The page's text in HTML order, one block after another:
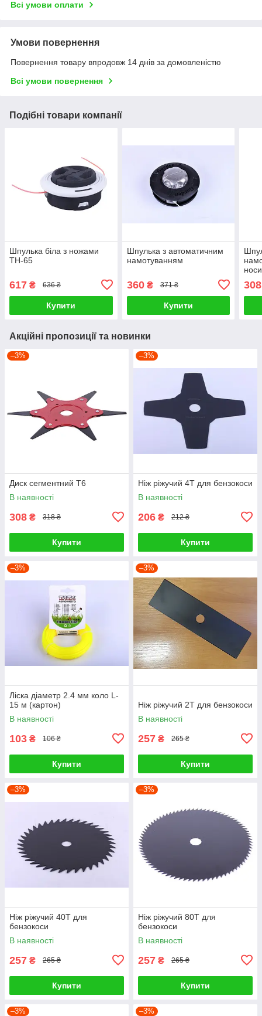
Всі умови оплати
Умови повернення
Повернення товару впродовж 14 днів за домовленістю
Всі умови повернення
Подібні товари компанії
Шпулька біла з ножами
TH-65
617 ₴ 636 ₴
Купити
Шпулька з автоматичним
намотуванням
360₴ 371 ₴
Купити
308
Акційні пропозиції та новинки
–3%
Диск сегментний Т6
В наявності
308 ₴ 318 ₴
Купити
–3%
Ніж ріжучий 4Т для бензокоси
В наявності
206 ₴ 212 ₴
Купити
–3%
Ліска діаметр 2.4 мм коло L-
15 м (картон)
В наявності
103 ₴ 106 ₴
Купити
–3%
Ніж ріжучий 2Т для бензокоси
В наявності
257 ₴ 265 ₴
Купити
–3%
Ніж ріжучий 40Т для
бензокоси
В наявності
257 ₴ 265 ₴
Купити
–3%
Ніж ріжучий 80Т для
бензокоси
В наявності
257 ₴ 265 ₴
Купити
–3% –3%